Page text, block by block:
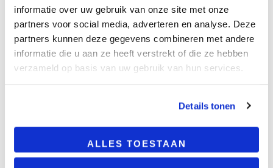
informatie over uw gebruik van onze site met onze
partners voor social media, adverteren en analyse. Deze
partners kunnen deze gegevens combineren met andere
informatie die u aan ze heeft verstrekt of die ze hebben
verzameld op basis van uw gebruik van hun services.
Details tonen
ALLES TOESTAAN
BESCHRIJVING
Product omschrijving
een kleur naar wens af, waardoor dit je ruimtes
lamp prettig om jouw huis mee te verlichten. Deze
spot is in te stellen op verschillende lichtkleuren,
deze kun je dus in vrijwel elke (droge) ruimte